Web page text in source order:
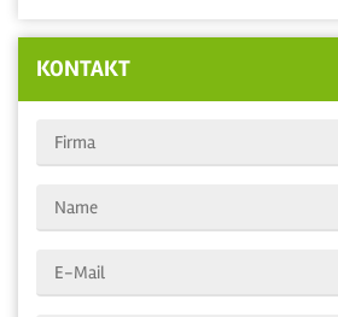
KONTAKT